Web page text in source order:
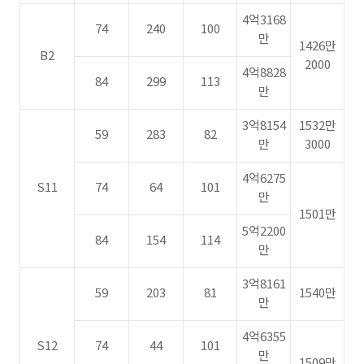
B2
74 240 100
4억3168
만
1426만
2000
84
299 113
4억8828
만
S11
59 283 82
3억8154
만
1532만
3000
74 64 101
4억6275
만
1501만
84
154 114
5억2200
만
S12
59 203 81
3억8161
만
1540만
74 44 101
4억6355
만